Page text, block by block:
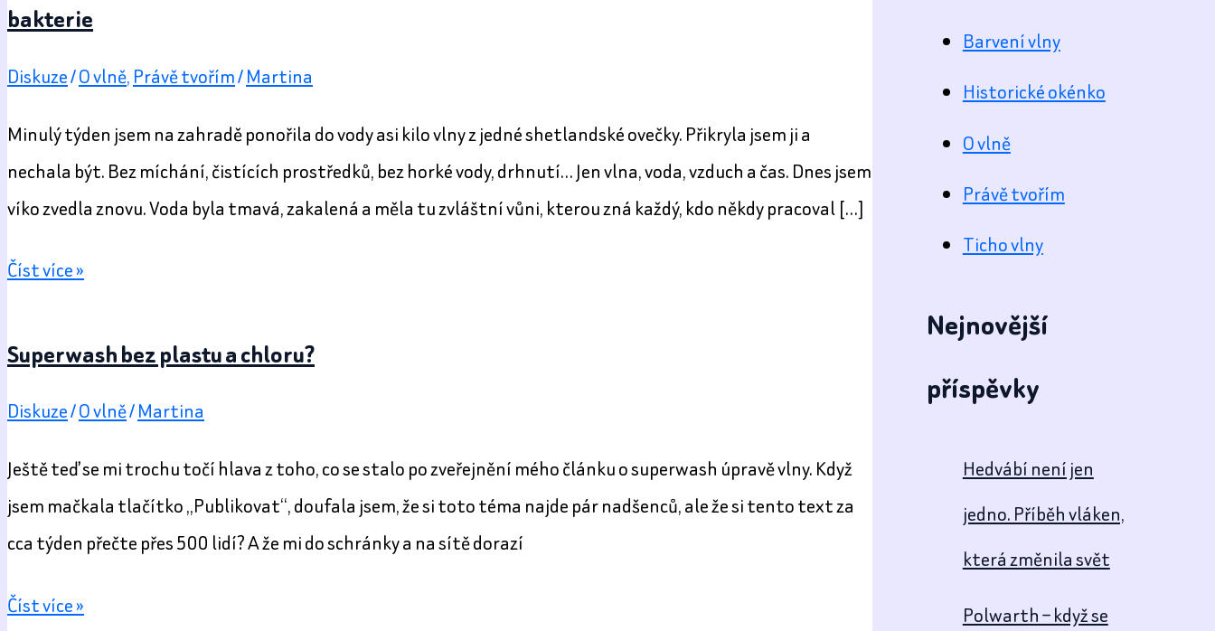
bakterie
Diskuze/O vlně,Právě tvořím/Martina
Minulý týden jsem na zahradě ponořila do vody asi kilo vlny z jedné shetlandské ovečky. Přikryla jsem ji a
nechala být. Bez míchání, čistících prostředků, bez horké vody, drhnutí… Jen vlna, voda, vzduch a čas. Dnes jsem
víko zvedla znovu. Voda byla tmavá, zakalená a měla tu zvláštní vůni, kterou zná každý, kdo někdy pracoval […]
Jak
prala
jedné
shetlandské
když
Číst více »
Superwash bez plastu a chloru?
Diskuze/O vlně/Martina
Ještě teď se mi trochu točí hlava z toho, co se stalo po zveřejnění mého článku o superwash úpravě vlny. Když
jsem mačkala tlačítko „Publikovat“, doufala jsem, že si toto téma najde pár nadšenců, ale že si tento text za
cca týden přečte přes 500 lidí? A že mi do schránky a na sítě dorazí
Superwash
Číst více »
Barvení vlny
Historické okénko
O vlně
Právě tvořím
Ticho vlny
Nejnovější
příspěvky
Hedvábí není jen
jedno. Příběh vláken,
která změnila svět
Polwarth – když se